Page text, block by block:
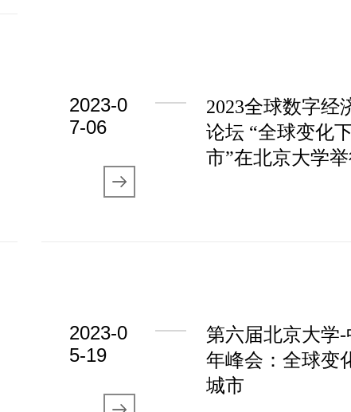
2023-0
7-06
2023全球数字经
论坛 “全球变化
市”在北京大学
2023-0
5-19
第六届北京大学
年峰会：全球变
城市